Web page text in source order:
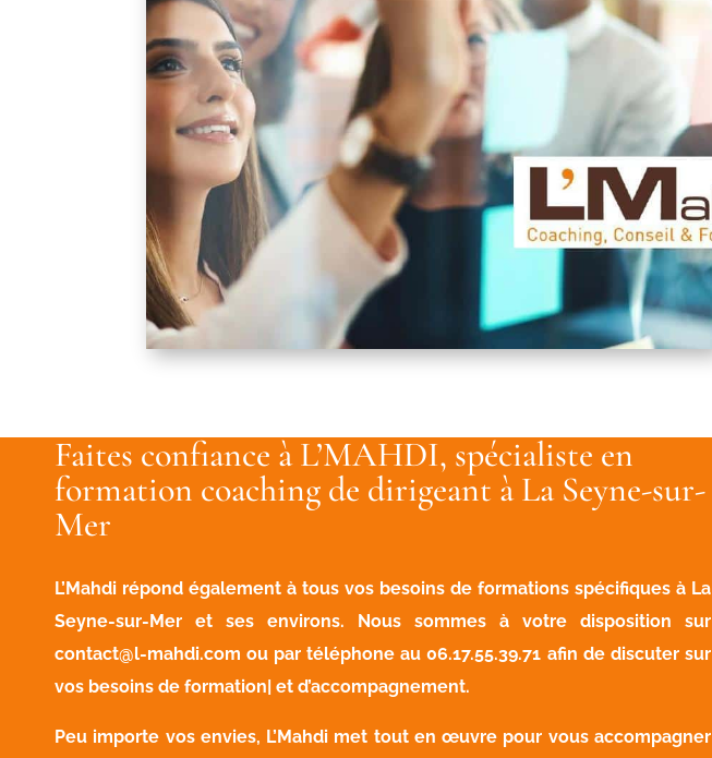
Faites confiance à L’MAHDI, spécialiste en
formation coaching de dirigeant à La Seyne-sur-
Mer
L’Mahdi répond également à tous vos besoins de formations spécifiques à La
Seyne-sur-Mer et ses environs. Nous sommes à votre disposition sur
contact@l-mahdi.com ou par téléphone au06.17.55.39.71 afin de discuter sur
vos besoins de formation| et d’accompagnement.
Peu importe vos envies, L’Mahdi met tout en œuvre pour vous accompagner